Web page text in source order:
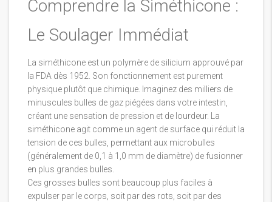
Comprendre la Siméthicone :
Le Soulager Immédiat
La siméthicone est un polymère de silicium approuvé par
la FDA dès 1952. Son fonctionnement est purement
physique plutôt que chimique. Imaginez des milliers de
minuscules bulles de gaz piégées dans votre intestin,
créant une sensation de pression et de lourdeur. La
siméthicone agit comme un agent de surface qui réduit la
tension de ces bulles, permettant aux microbulles
(généralement de 0,1 à 1,0 mm de diamètre) de fusionner
en plus grandes bulles.
Ces grosses bulles sont beaucoup plus faciles à
expulser par le corps, soit par des rots, soit par des